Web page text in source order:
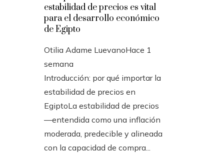
estabilidad de precios es vital
para el desarrollo económico
de Egipto
Otilia Adame LuevanoHace 1
semana
Introducción: por qué importar la
estabilidad de precios en
EgiptoLa estabilidad de precios
—entendida como una inflación
moderada, predecible y alineada
con la capacidad de compra...